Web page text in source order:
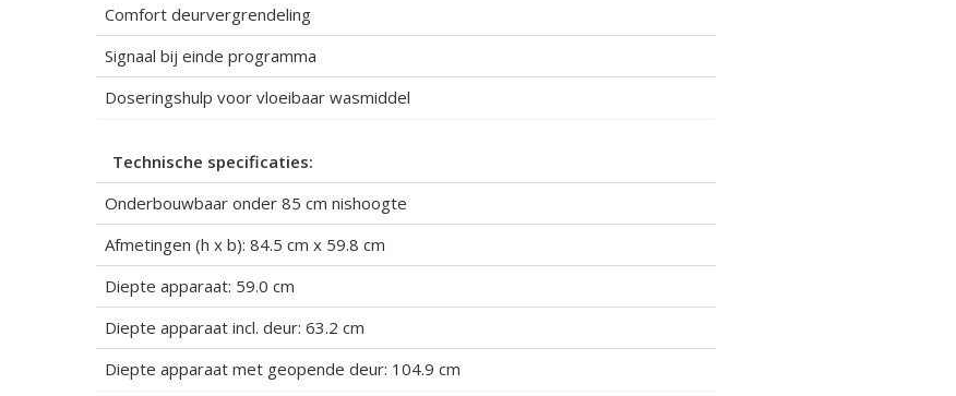
Comfort deurvergrendeling
Signaal bij einde programma
Doseringshulp voor vloeibaar wasmiddel
Technische specificaties:
Onderbouwbaar onder 85 cm nishoogte
Afmetingen (h x b): 84.5 cm x 59.8 cm
Diepte apparaat: 59.0 cm
Diepte apparaat incl. deur: 63.2 cm
Diepte apparaat met geopende deur: 104.9 cm